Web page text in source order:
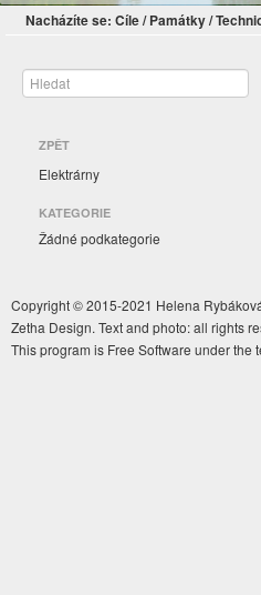
Nacházíte se: Cíle/ Památky/
ZPĚT
Elektrárny
KATEGORIE
Žádné podkategorie
Copyright © 2015-2021 Helena
Zetha Design. Text and photo: all rights
This program is Free Software under the